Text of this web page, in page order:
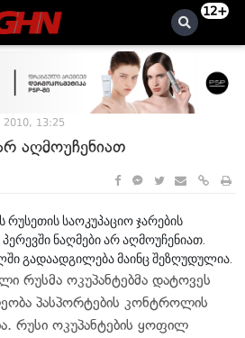
12+
2010, 13:25
აღმოუჩენიათ
საოკუპაციო ჯარების
ნაღმები არ აღმოუჩენიათ.
გადაადგილება მაინც შეზღუდულია.
რუსმა ოკუპანტებმა დატოვეს
პასპორტების კონტროლის
რუსი ოკუპანტების ყოფილ